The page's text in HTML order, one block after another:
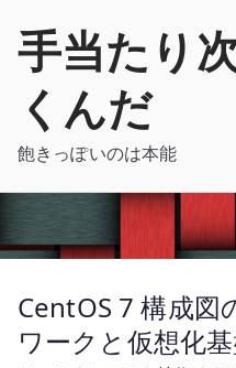
手当たり
くんだ
飽きっぽいのは本能
CentOS 7 構成図
ワークと仮想化